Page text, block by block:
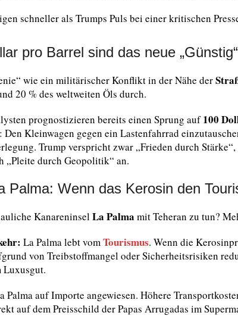
schneller als Trumps Puls bei einer kritischen
pro Barrel sind das neue „Günstig“
wie ein militärischer Konflikt in der Nähe der
20 % des weltweiten Öls durch.
prognostizieren bereits einen Sprung auf100
Den Kleinwagen gegen ein Lastenfahrrad
Trump verspricht zwar „Frieden durch Stärke“,
„Pleite durch Geopolitik“ an.
Palma: Wenn das Kerosin den
KanareninselLa Palma mit Teheran zu tun?
La Palma lebt vomTourismus. Wenn die
von Treibstoffmangel oder Sicherheitsrisiken
Luxusgut.
Palma auf Importe angewiesen. Höhere
auf dem Preisschild der Papas Arrugadas im